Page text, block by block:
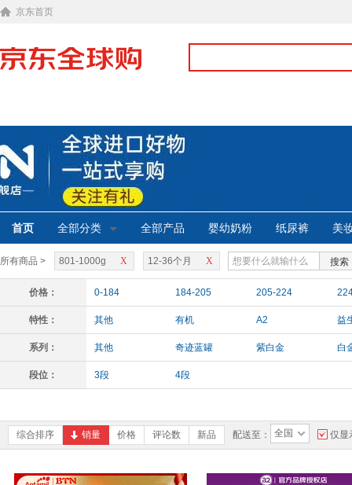
京东首页
首页 全部分类 全部产品 婴幼奶粉 纸尿裤 美
所有商品 > X
801-1000g X
12-36个月 搜索
价格： 0-184 184-205 205-224
特性： 其他 有机 A2 益
系列： 其他 奇迹蓝罐 紫白金 白
段位： 3段 4段
综合排序 销量 价格 评论数 新品 配送至： 全国 仅显